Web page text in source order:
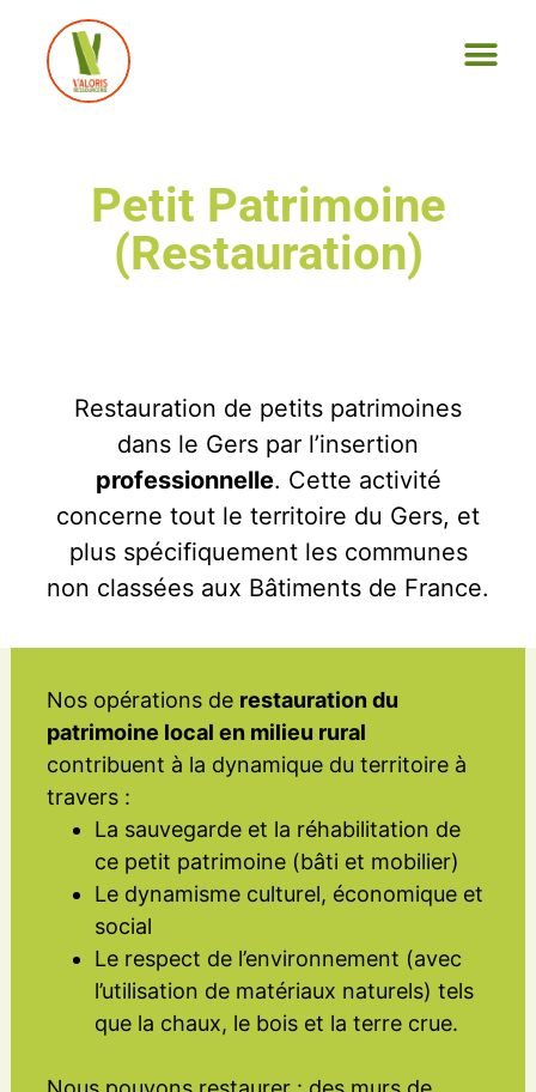
Petit Patrimoine
(Restauration)
Restauration de petits patrimoines
dans le Gers par l’insertion
professionnelle. Cette activité
concerne tout le territoire du Gers, et
plus spécifiquement les communes
non classées aux Bâtiments de France.
Nos opérations de restauration du
patrimoine local en milieu rural
contribuent à la dynamique du territoire à
travers :
La sauvegarde et la réhabilitation de
ce petit patrimoine (bâti et mobilier)
Le dynamisme culturel, économique et
social
Le respect de l’environnement (avec
l’utilisation de matériaux naturels) tels
que la chaux, le bois et la terre crue.